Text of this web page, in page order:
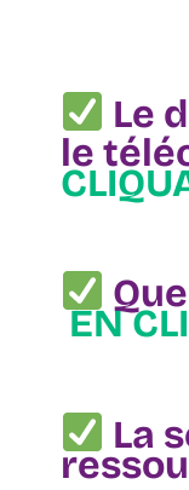
Le
le
EN
La